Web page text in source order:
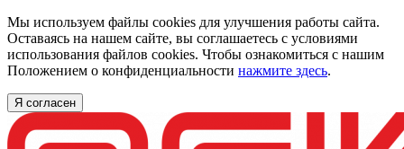
Мы используем файлы cookies для улучшения работы сайта.
Оставаясь на нашем сайте, вы соглашаетесь с условиями
использования файлов cookies. Чтобы ознакомиться с нашим
Положением о конфиденциальности нажмите здесь.
Я согласен